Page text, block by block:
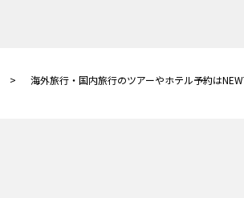
海外旅行・国内旅行のツアーやホテル予約は